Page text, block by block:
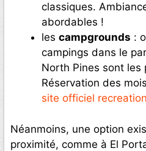
classiques.
abordables !
les campgrounds :
campings dans le
North Pines sont les
Réservation des
site officiel
Néanmoins, une option
proximité, comme à El